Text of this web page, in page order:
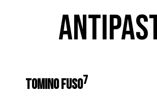
TOMINO FUSO7